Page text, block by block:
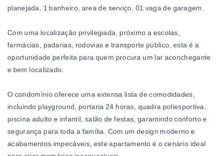
planejada, 1 banheiro, area de serviço, 01 vaga de garagem.
Com uma localização privilegiada, próximo a escolas,
farmácias, padarias, rodovias e transporte público, esta é a
oportunidade perfeita para quem procura um lar aconchegante
e bem localizado.
O condomínio oferece uma extensa lista de comodidades,
incluindo playground, portaria 24 horas, quadra poliesportiva,
piscina adulto e infantil, salão de festas, garantindo conforto e
segurança para toda a família. Com um design moderno e
acabamentos impecáveis, este apartamento é o cenário ideal